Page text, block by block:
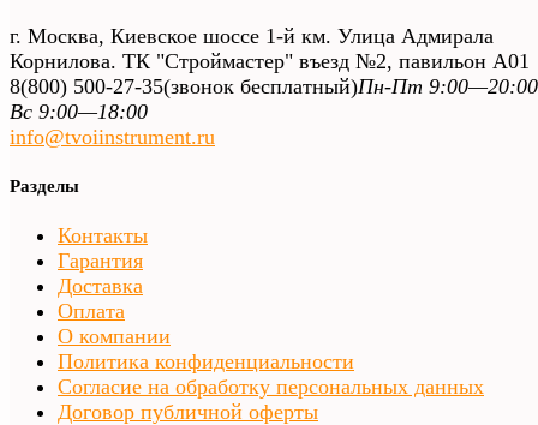
г. Москва, Киевское шоссе 1-й км. Улица Адмирала
Корнилова. ТК "Строймастер" въезд №2, павильон А01
8(800) 500-27-35(звонок бесплатный)Пн-Пт
Вс 9:00—18:00
info@tvoiinstrument.ru
Разделы
Контакты
Гарантия
Доставка
Оплата
О компании
Политика конфиденциальности
Согласие на обработку персональных данных
Договор публичной оферты